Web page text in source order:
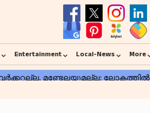
Entertainment Local-News More